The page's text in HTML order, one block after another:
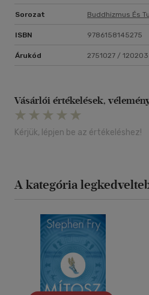
Sorozat Buddhizmus És
ISBN 9786158145275
Árukód 2751027 /
Vásárlói értékelések,
Kérjük, lépjen be az értékeléshez!
A kategória